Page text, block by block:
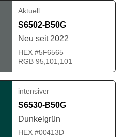
Aktuell
S6502-B50G
Neu seit 2022
HEX #5F6565
RGB 95,101,101
intensiver
S6530-B50G
Dunkelgrün
HEX #00413D